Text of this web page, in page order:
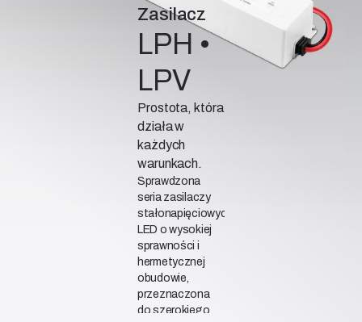
Zasilacz
LPH •
LPV
Prostota, która
działa w
każdych
warunkach.
Sprawdzona
seria zasilaczy
stałonapięciowych
LED o wysokiej
sprawności i
hermetycznej
obudowie,
przeznaczona
do szerokiego